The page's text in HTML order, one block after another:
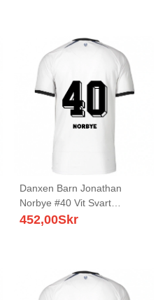
Danxen Barn Jonathan
Norbye #40 Vit Svart
Bortatröja Matchtröjor
452,00Skr